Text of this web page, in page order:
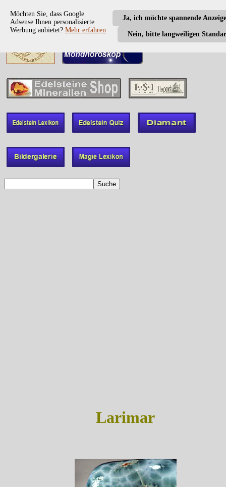
Ja, ich möchte spannende
Nein, bitte langweiligen
Möchten Sie, dass Google
Adsense Ihnen personalisierte
Werbung anbietet? Mehr erfahren
Larimar